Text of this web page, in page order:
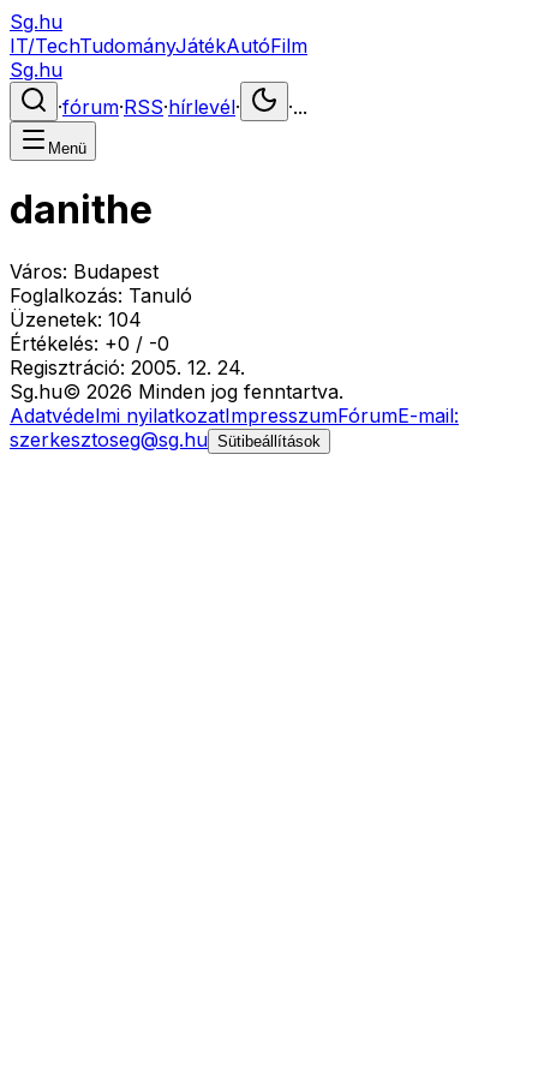
Sg.hu
IT/TechTudományJátékAutóFilm
Sg.hu
·fórum·RSS·hírlevél· ·...
Menü
danithe
Város: Budapest
Foglalkozás: Tanuló
Üzenetek: 104
Értékelés: +0 / -0
Regisztráció: 2005. 12. 24.
Sg.hu© 2026 Minden jog fenntartva.
Adatvédelmi nyilatkozatImpresszumFórumE-mail:
szerkesztoseg@sg.hu Sütibeállítások